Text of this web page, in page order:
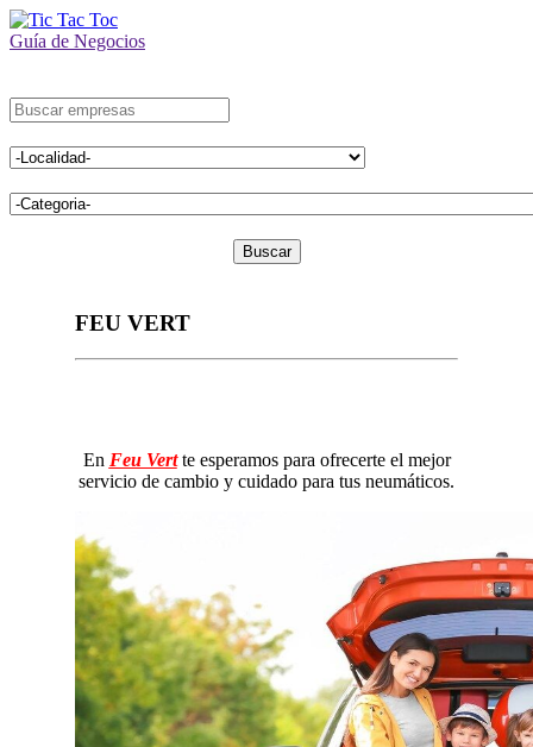
Guía de Negocios
Buscar
FEU VERT
En Feu Vertte esperamos para ofrecerte el mejor
servicio de cambio y cuidado para tus neumáticos.